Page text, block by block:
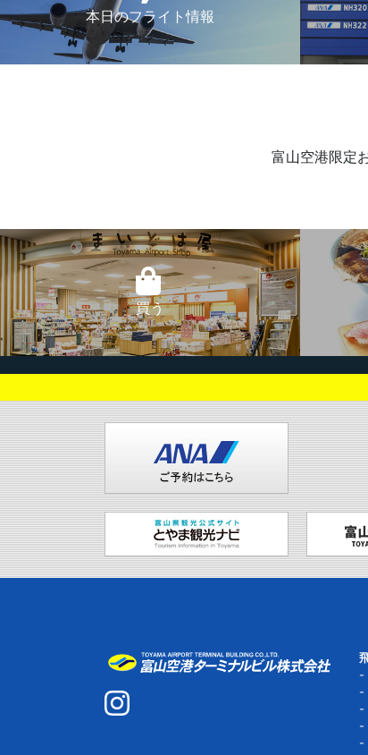
本日のフライト情報
富山空港限定
買う